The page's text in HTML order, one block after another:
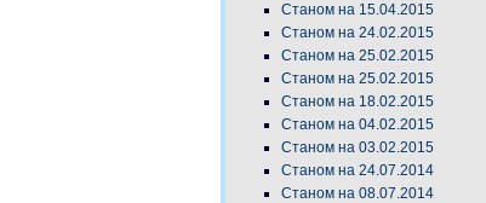
Станом на 15.04.2015
Станом на 24.02.2015
Станом на 25.02.2015
Станом на 25.02.2015
Станом на 18.02.2015
Станом на 04.02.2015
Станом на 03.02.2015
Станом на 24.07.2014
Станом на 08.07.2014